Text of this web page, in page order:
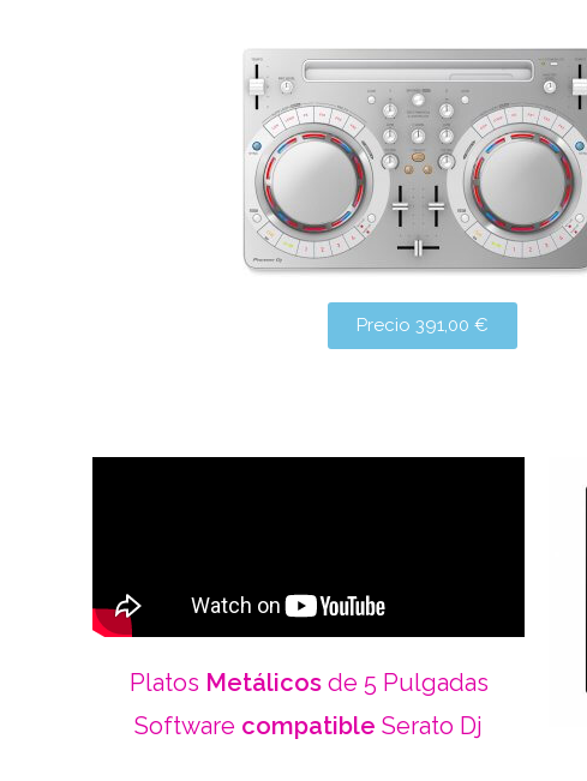
Precio 391,00 €
Platos Metálicosde 5 Pulgadas
Software compatible Serato Dj